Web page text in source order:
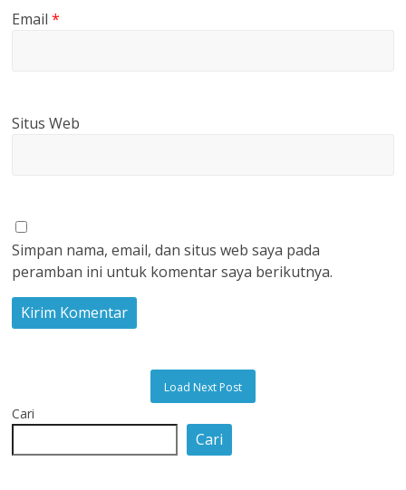
Email*
Situs Web
Simpan nama, email, dan situs web saya pada
peramban ini untuk komentar saya berikutnya.
Load Next Post
Cari
Cari